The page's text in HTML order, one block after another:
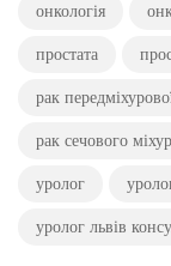
онкологія
простата
рак
рак сечового
уролог
уролог львів